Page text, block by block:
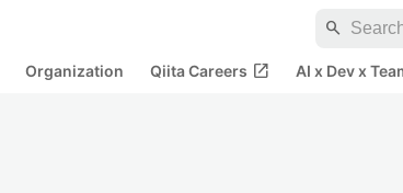
search
Organization Qiita Careers open_in_new AI x Dev x